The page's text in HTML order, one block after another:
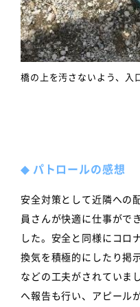
橋の上を汚さないよう、入
◆パトロールの感想
安全対策として近隣への
員さんが快適に仕事がで
した。安全と同様にコロ
換気を積極的にしたり掲
などの工夫がされていま
へ報告も行い、アピール